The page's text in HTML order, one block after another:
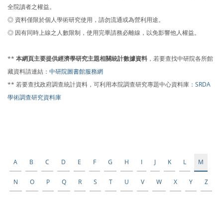
全院讀者之權益。
◎ 資料僅限於個人學術研究使用，請勿流通或為營利用途。
◎ 因有同時上線之人數限制，使用完畢請務必離線，以免影響他人權益。
** 本網頁主要提供經濟學研究主題相關統計數據資料 ，若要查找中研院各所館
藏資料請連結： 中研院圖書館服務網
** 若要查找政府調查統計資料，可利用本院調查研究專題中心資料庫： SRDA
學術調查研究資料庫
A B C D E F G H I J K L M
N O P Q R S T U V W X Y Z